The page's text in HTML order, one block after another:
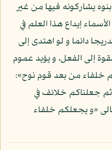
يشاركونه فيها من غير
إيداع هذا العلم في
دائما و لو اهتدى إلى
إلى الفعل، و يؤيد عموم
خلفاء من بعد قوم نوح»:
«ثم جعلناكم خلائف في
و قوله تعالى «و يجعلكم خلفاء